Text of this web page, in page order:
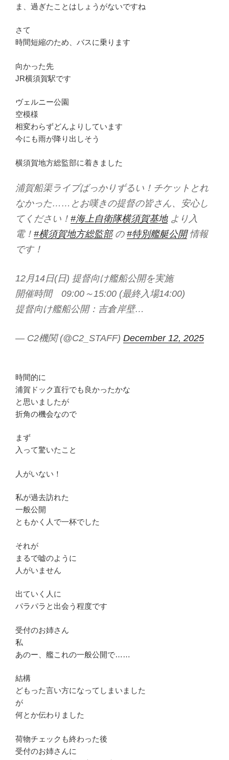
ま、過ぎたことはしょうがないですね
さて
時間短縮のため、バスに乗ります
向かった先
JR横須賀駅です
ヴェルニー公園
空模様
相変わらずどんよりしています
今にも雨が降り出しそう
横須賀地方総監部に着きました
浦賀船渠ライブばっかりずるい！チケットとれ
なかった……とお嘆きの提督の皆さん、安心し
てください！ #海上自衛隊横須賀基地より入
電！ #横須賀地方総監部の #特別艦艇公開情報
です！
12月14日(日) 提督向け艦船公開を実施
開催時間 09:00～15:00 (最終入場14:00)
提督向け艦船公開：吉倉岸壁…
— C2機関 (@C2_STAFF) December 12, 2025
時間的に
浦賀ドック直行でも良かったかな
と思いましたが
折角の機会なので
まず
入って驚いたこと
人がいない！
私が過去訪れた
一般公開
ともかく人で一杯でした
それが
まるで嘘のように
人がいません
出ていく人に
パラパラと出会う程度です
受付のお姉さん
私
あのー、艦これの一般公開で……
結構
どもった言い方になってしまいました
が
何とか伝わりました
荷物チェックも終わった後
受付のお姉さんに